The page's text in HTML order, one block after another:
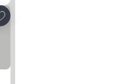
Favoriten hinzufügen